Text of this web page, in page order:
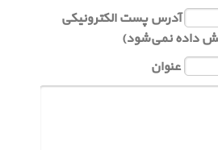
آدرس پست الکترونیکی
داده نمی‌شود)
عنوان